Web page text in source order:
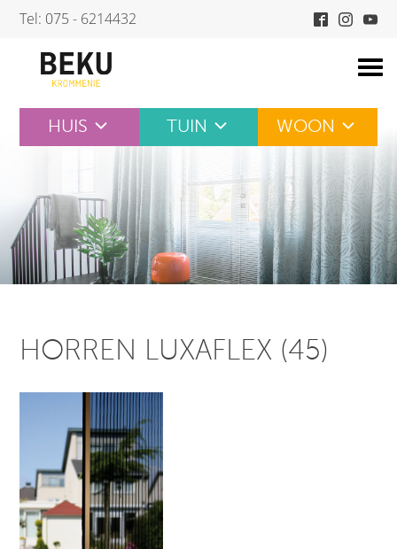
Skip
content
Tel: 075 - 6214432
HUIS TUIN WOON
HORREN LUXAFLEX (45)